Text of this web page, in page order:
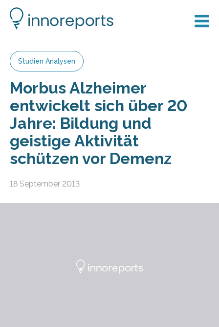
Studien Analysen
Morbus Alzheimer
entwickelt sich über 20
Jahre: Bildung und
geistige Aktivität
schützen vor Demenz
18 September 2013